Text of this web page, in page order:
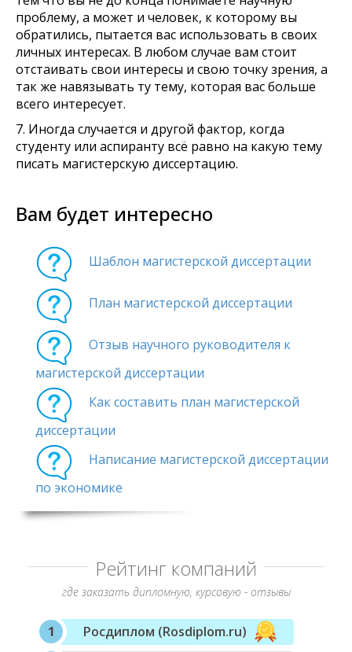
проблему, а может и человек, к которому вы
обратились, пытается вас использовать в своих
личных интересах. В любом случае вам стоит
отстаивать свои интересы и свою точку зрения, а
так же навязывать ту тему, которая вас больше
всего интересует.
7. Иногда случается и другой фактор, когда
студенту или аспиранту всё равно на какую тему
писать магистерскую диссертацию.
Вам будет интересно
Шаблон магистерской диссертации
План магистерской диссертации
Отзыв научного руководителя к
магистерской диссертации
Как составить план магистерской
диссертации
Написание магистерской диссертации
по экономике
Рейтинг компаний
где заказать дипломную, курсовую - отзывы
Росдиплом (Rosdiplom.ru)